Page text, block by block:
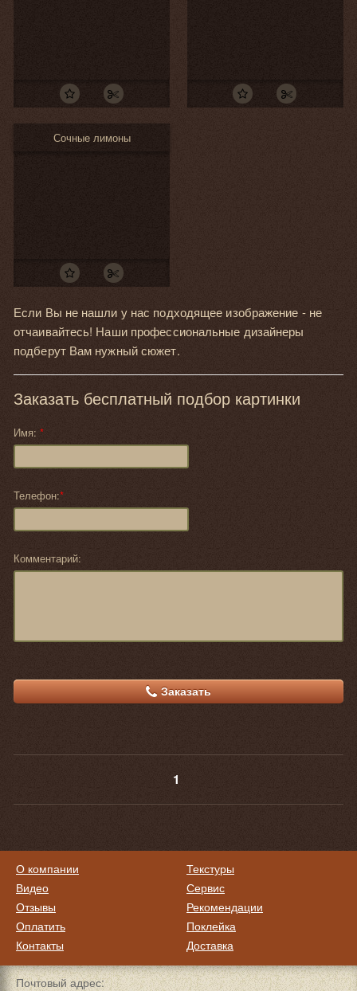
Сочные лимоны
Если Вы не нашли у нас подходящее изображение - не
отчаивайтесь! Наши профессиональные дизайнеры
подберут Вам нужный сюжет.
Заказать бесплатный подбор картинки
Имя: *
Телефон:*
Комментарий:
Заказать
1
О компании
Видео
Отзывы
Оплатить
Контакты
Текстуры
Сервис
Рекомендации
Поклейка
Доставка
Почтовый адрес: